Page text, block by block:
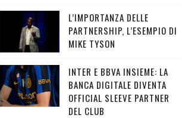
L’IMPORTANZA DELLE
PARTNERSHIP, L’ESEMPIO DI
MIKE TYSON
INTER E BBVA INSIEME: LA
BANCA DIGITALE DIVENTA
OFFICIAL SLEEVE PARTNER
DEL CLUB